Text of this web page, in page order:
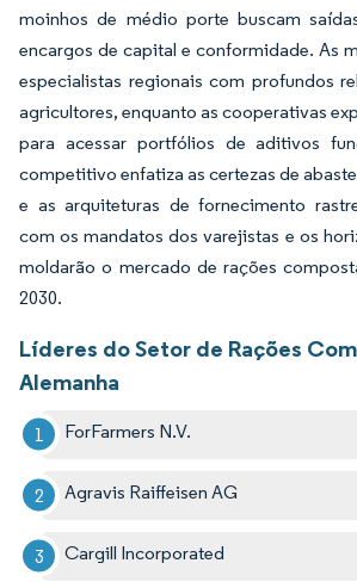
moinhos de médio porte buscam
encargos de capital e conformidade. As
especialistas regionais com profundos
agricultores, enquanto as cooperativas
para acessar portfólios de aditivos
competitivo enfatiza as certezas de
e as arquiteturas de fornecimento
com os mandatos dos varejistas e os
moldarão o mercado de rações
2030.
Líderes do Setor de Rações
Alemanha
ForFarmers N.V.
Agravis Raiffeisen AG
Cargill Incorporated